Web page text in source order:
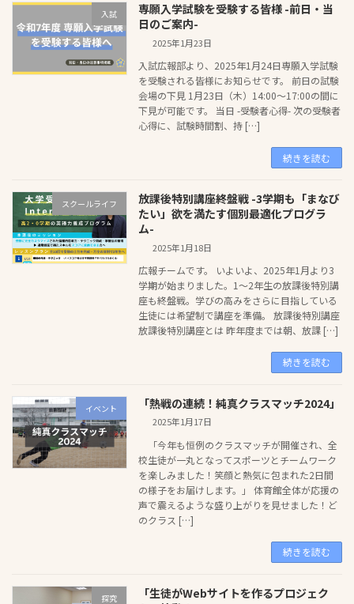
入試
専願入学試験を受験する皆様 -前日・当
日のご案内-
2025年1月23日
入試広報部より、2025年1月24日専願入学試験
を受験される皆様にお知らせです。 前日の試験
会場の下見 1月23日（木）14:00〜17:00の間に
下見が可能です。 当日 -受験者心得- 次の受験者
心得に、試験時間割、持 […]
続きを読む
スクールライフ
放課後特別講座終盤戦 -3学期も「まなび
たい」欲を満たす個別最適化プログラ
ム-
2025年1月18日
広報チームです。 いよいよ、2025年1月より3
学期が始まりました。1〜2年生の放課後特別講
座も終盤戦。学びの高みをさらに目指している
生徒には希望制で講座を準備。 放課後特別講座
放課後特別講座とは 昨年度までは朝、放課 […]
続きを読む
イベント 「熱戦の連続！純真クラスマッチ2024」
2025年1月17日
「今年も恒例のクラスマッチが開催され、全
校生徒が一丸となってスポーツとチームワーク
を楽しみました！笑顔と熱気に包まれた2日間
の様子をお届けします。」 体育館全体が応援の
声で震えるような盛り上がりを見せました！ど
のクラス […]
続きを読む
探究
「生徒がWebサイトを作るプロジェク